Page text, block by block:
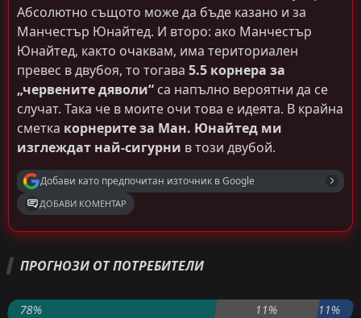
Абсолютно същото може да бъде казано и за
Манчестър Юнайтед. И второ: ако Манчестър
Юнайтед, както очаквам, има териториален
превес в двубоя, то тогава 5.5 корнера за
„червените дяволи“ са напълно вероятни да се
случат. Така че в моите очи това е идеята. В крайна
сметка корнерите за Ман. Юнайтед ми
изглеждат най-сигурни в този двубой.
Добави като предпочитан източник в Google
ДОБАВИ КОМЕНТАР
PRO ТИПСТЪР Последвай
1.67
Двата отбора да отбележат
ПРОГНОЗИ ОТ ПОТРЕБИТЕЛИ
78% 11% 11%